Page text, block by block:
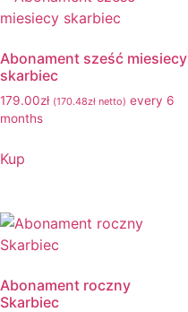
Abonament sześć miesiecy
skarbiec
179.00zł (170.48zł netto) every 6
months
Kup
Abonament roczny
Skarbiec